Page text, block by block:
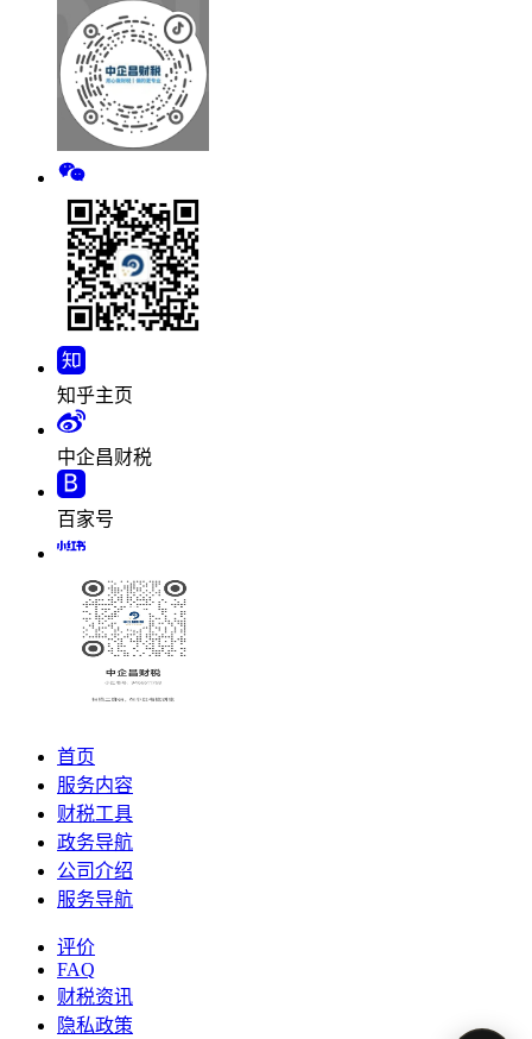
知乎主页
中企昌财税
百家号
首页
服务内容
财税工具
政务导航
公司介绍
服务导航
评价
FAQ
财税资讯
隐私政策